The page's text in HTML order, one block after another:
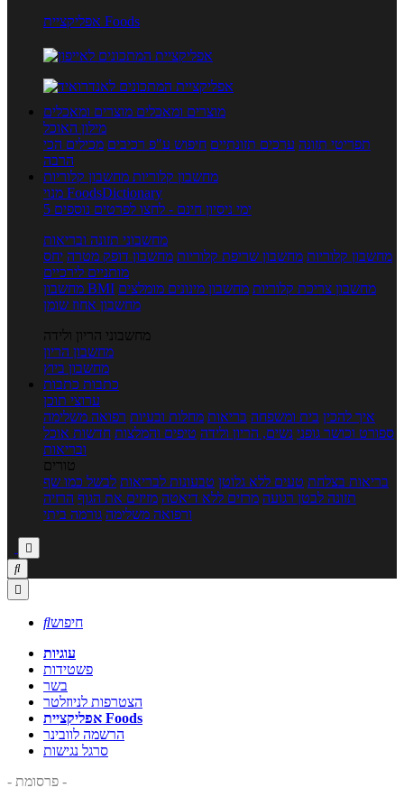
אפליקציית Foods
מוצרים ומאכלים מוצרים ומאכלים
מילון האוכל
תפריטי תזונה ערכים תזונתיים חיפוש ע"פ רכיבים מכילים הכי
הרבה
מחשבון קלוריות מחשבון קלוריות
מנוי FoodsDictionary
5 ימי ניסיון חינם - לחצו לפרטים נוספים
מחשבוני תזונה ובריאות
מחשבון קלוריות מחשבון שריפת קלוריות מחשבון דופק מטרה יחס
מותניים לירכיים
מחשבון BMI
מחשבון צריכת קלוריות מחשבון מינונים מומלצים
מחשבון אחוז שומן
מחשבוני הריון ולידה
מחשבון הריון
מחשבון ביוץ
כתבות כתבות
ערוצי תוכן
איך להכין בית ומשפחה בריאות מחלות ובעיות רפואה משלימה
ספורט וכושר גופני נשים, הריון ולידה טיפים והמלצות חדשות אוכל
ובריאות
טורים
בריאות בצלחת טעים ללא גלוטן טבעונות לבריאות לבשל כמו שף
תזונה לבטן רגועה מרזים ללא דיאטה מזיזים את הגוף הרזיה
ורפואה משלימה גורמה ביתי



חיפוש
עוגיות
פשטידות
בשר
הצטרפות לניוזלטר
אפליקציית Foods
הרשמה לוובינר
סרגל נגישות
- פרסומת -